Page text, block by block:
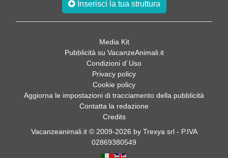
Inserisci la tua struttura
Media Kit
Pubblicità su VacanzeAnimali.it
Condizioni d´Uso
Privacy policy
Cookie policy
Aggiorna le impostazioni di tracciamento della pubblicità
Contatta la redazione
Credits
Vacanzeanimali.it © 2009-2026 by Trexya srl - P.IVA
02869380549